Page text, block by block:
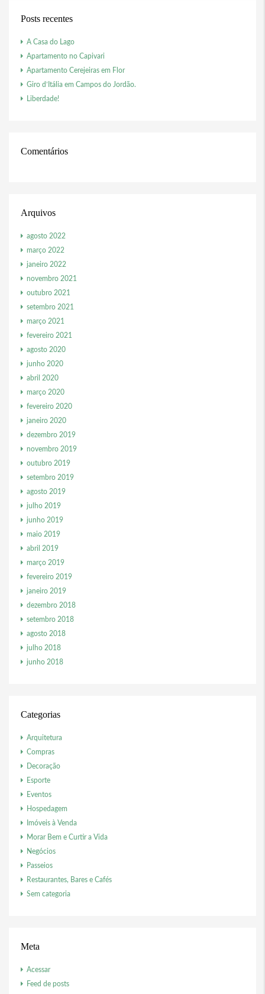
Posts recentes
A Casa do Lago
Apartamento no Capivari
Apartamento Cerejeiras em Flor
Giro d’Itália em Campos do Jordão.
Liberdade!
Comentários
Arquivos
agosto 2022
março 2022
janeiro 2022
novembro 2021
outubro 2021
setembro 2021
março 2021
fevereiro 2021
agosto 2020
junho 2020
abril 2020
março 2020
fevereiro 2020
janeiro 2020
dezembro 2019
novembro 2019
outubro 2019
setembro 2019
agosto 2019
julho 2019
junho 2019
maio 2019
abril 2019
março 2019
fevereiro 2019
janeiro 2019
dezembro 2018
setembro 2018
agosto 2018
julho 2018
junho 2018
Categorias
Arquitetura
Compras
Decoração
Esporte
Eventos
Hospedagem
Imóveis à Venda
Morar Bem e Curtir a Vida
Negócios
Passeios
Restaurantes, Bares e Cafés
Sem categoria
Meta
Acessar
Feed de posts